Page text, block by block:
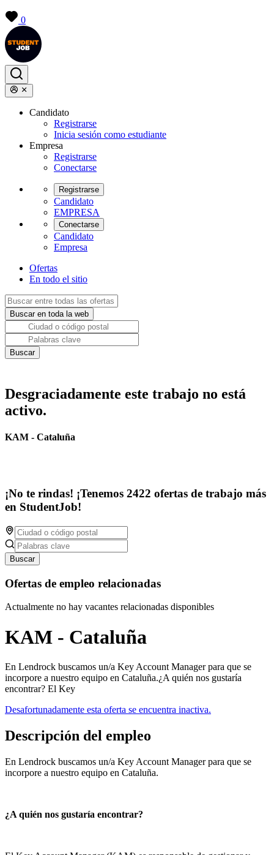
0
Candidato
Registrarse
Inicia sesión como estudiante
Empresa
Registrarse
Conectarse
Registrarse
Candidato
EMPRESA
Conectarse
Candidato
Empresa
Ofertas
En todo el sitio
Desgraciadamente este trabajo no está
activo.
KAM - Cataluña
¡No te rindas! ¡Tenemos 2422 ofertas de trabajo más
en StudentJob!
Buscar
Ofertas de empleo relacionadas
Actualmente no hay vacantes relacionadas disponibles
KAM - Cataluña
En Lendrock buscamos un/a Key Account Manager para que se
incorpore a nuestro equipo en Cataluña.¿A quién nos gustaría
encontrar? El Key
Desafortunadamente esta oferta se encuentra inactiva.
Descripción del empleo
En Lendrock buscamos un/a Key Account Manager para que se
incorpore a nuestro equipo en Cataluña.
¿A quién nos gustaría encontrar?